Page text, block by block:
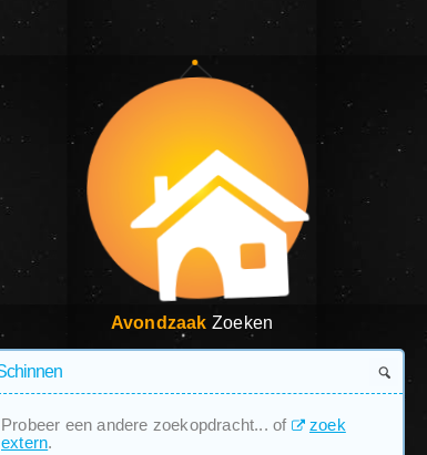
Avondzaak Zoeken
Probeer een andere zoekopdracht... of
zoek
extern.